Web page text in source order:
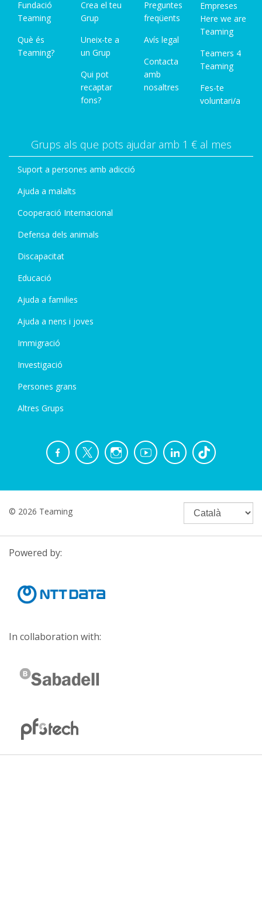
Fundació
Teaming
Què és
Teaming?
Crea el teu
Grup
Uneix-te a
un Grup
Qui pot
recaptar
fons?
Preguntes
freqüents
Avís legal
Contacta
amb
nosaltres
Empreses
Here we are
Teaming
Teamers 4
Teaming
Fes-te
voluntari/a
Grups als que pots ajudar amb 1 € al mes
Suport a persones amb adicció
Ajuda a malalts
Cooperació Internacional
Defensa dels animals
Discapacitat
Educació
Ajuda a families
Ajuda a nens i joves
Immigració
Investigació
Persones grans
Altres Grups
© 2026 Teaming
Powered by:
In collaboration with: